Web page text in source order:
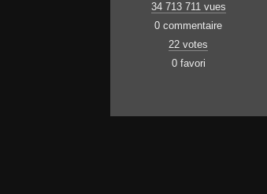
34 713 711 vues
0 commentaire
22 votes
0 favori